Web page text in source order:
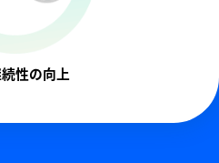
性の向上